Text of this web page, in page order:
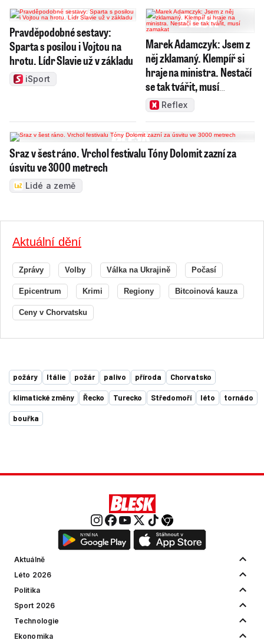
Pravděpodobné sestavy:
Sparta s posilou i Vojtou na
hrotu. Lídr Slavie už v základu
iSport
Marek Adamczyk: Jsem z
něj zklamaný. Klempíř si
hraje na ministra. Nestačí
se tak tvářit, musí
zamakat
Reflex
Sraz v šest ráno. Vrchol festivalu Tóny Dolomit zazní za
úsvitu ve 3000 metrech
Lidé a země
Aktuální dění
Zprávy Volby Válka na Ukrajině Počasí
Epicentrum Krimi Regiony Bitcoinová kauza
Ceny v Chorvatsku
požáry Itálie požár palivo příroda Chorvatsko
klimatické změny Řecko Turecko Středomoří léto tornádo
bouřka
Aktuálně
Léto 2026
Politika
Sport 2026
Technologie
Ekonomika